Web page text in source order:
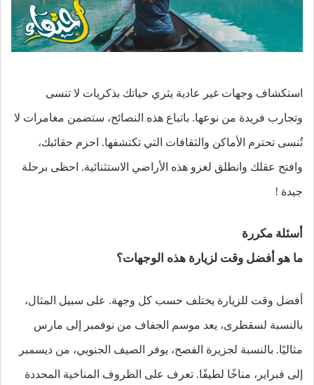
استكشاف وجهات غير عادية يثري حياتك بذكريات لا تنسى
وتجارب فريدة من نوعها. باتباع هذه النصائح، ستضمن مغامرات لا
تُنسى تحترم الأماكن والثقافات التي تكتشفها. احزم حقائبك،
وافتح عقلك وانطلق لغزو هذه الأراضي الاستثنائية. احظى برحلة
جيدة !
أسئلة مكررة
ما هو أفضل وقت لزيارة هذه الوجهات؟
أفضل وقت للزيارة يختلف حسب كل وجهة. على سبيل المثال،
بالنسبة لسقطرى، يعد موسم الجفاف من نوفمبر إلى مارس
مثاليًا. بالنسبة لجزيرة الفصح، يوفر الصيف الجنوبي، من ديسمبر
إلى فبراير، مناخًا لطيفًا. تعرف على الظروف المناخية المحددة